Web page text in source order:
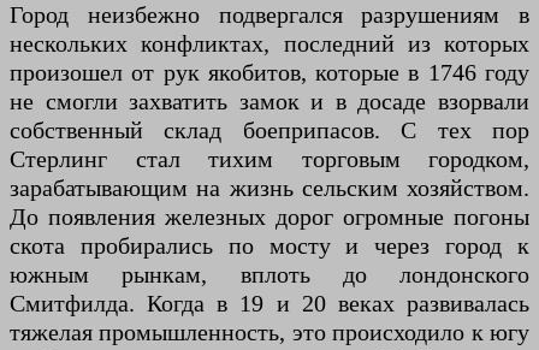
Город неизбежно подвергался разрушениям в
нескольких конфликтах, последний из которых
произошел от рук якобитов, которые в 1746 году
не смогли захватить замок и в досаде взорвали
собственный склад боеприпасов. С тех пор
Стерлинг стал тихим торговым городком,
зарабатывающим на жизнь сельским хозяйством.
До появления железных дорог огромные погоны
скота пробирались по мосту и через город к
южным рынкам, вплоть до лондонского
Смитфилда. Когда в 19 и 20 веках развивалась
тяжелая промышленность, это происходило к югу